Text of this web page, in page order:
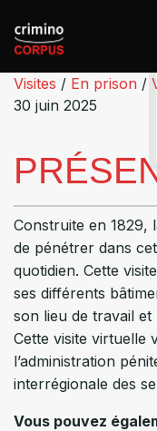
Visites / En prison /
30 juin 2025
Construite en 1829,
de pénétrer dans
quotidien. Cette
ses différents
son lieu de travail et
Cette visite virtuelle
l’administration
interrégionale des
Vous pouvez
Panneau de gestion